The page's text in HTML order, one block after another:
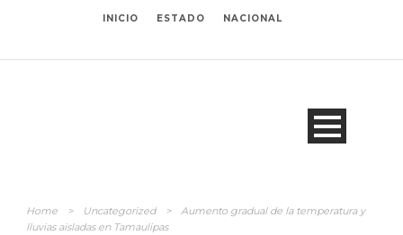
INICIO ESTADO NACIONAL
Home > Uncategorized >
Aumento gradual de la temperatura y
lluvias aisladas en Tamaulipas